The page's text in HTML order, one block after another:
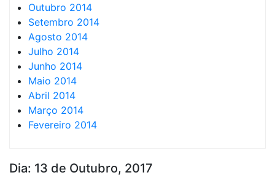
Outubro 2014
Setembro 2014
Agosto 2014
Julho 2014
Junho 2014
Maio 2014
Abril 2014
Março 2014
Fevereiro 2014
Dia: 13 de Outubro, 2017